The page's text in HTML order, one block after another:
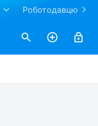
Роботодавцю